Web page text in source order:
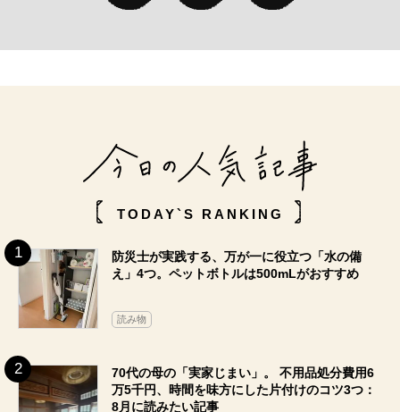
TODAY`S RANKING
防災士が実践する、万が一に役立つ「水の備
え」4つ。ペットボトルは500mLがおすすめ
読み物
70代の母の「実家じまい」。 不用品処分費用6
万5千円、時間を味方にした片付けのコツ3つ：
8月に読みたい記事